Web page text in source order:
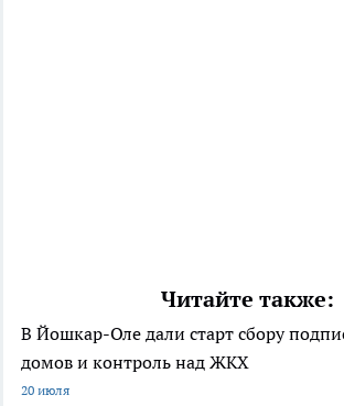
Читайте также:
В Йошкар-Оле дали старт сбору
домов и контроль над ЖКХ
20 июля